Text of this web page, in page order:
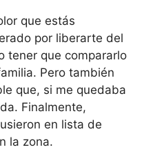
que estás
por liberarte del
tener que compararlo
Pero también
que, si me quedaba
Finalmente,
en lista de
la zona.